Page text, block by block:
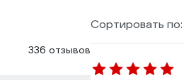
336 отзывов
Сортировать по: